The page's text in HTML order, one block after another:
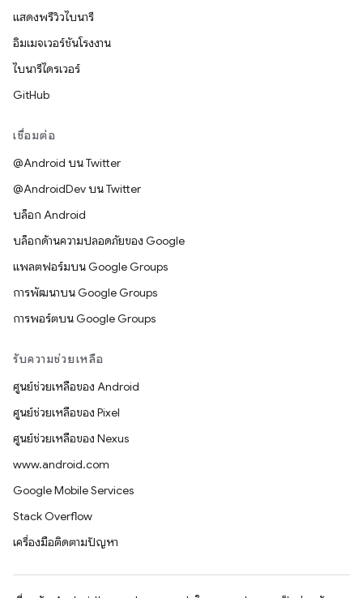
แสดงพรีวิวไบนารี
อิมเมจเวอร์ชันโรงงาน
ไบนารีไดรเวอร์
GitHub
เชื่อมต่อ
@Android บน Twitter
@AndroidDev บน Twitter
บล็อก Android
บล็อกด้านความปลอดภัยของ Google
แพลตฟอร์มบน Google Groups
การพัฒนาบน Google Groups
การพอร์ตบน Google Groups
รับความช่วยเหลือ
ศูนย์ช่วยเหลือของ Android
ศูนย์ช่วยเหลือของ Pixel
ศูนย์ช่วยเหลือของ Nexus
www.android.com
Google Mobile Services
Stack Overflow
เครื่องมือติดตามปัญหา